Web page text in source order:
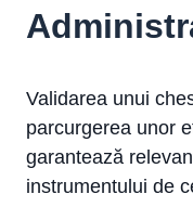
Validarea unui
parcurgerea unor
garantează
instrumentului de